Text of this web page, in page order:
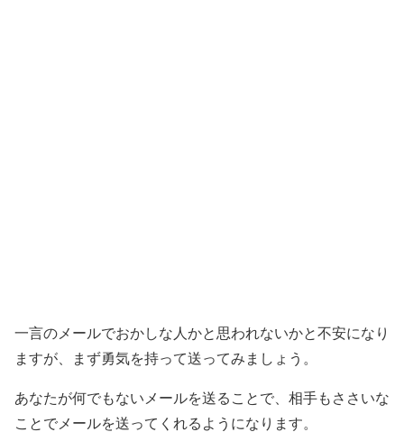
一言のメールでおかしな人かと思われないかと不安になり
ますが、まず勇気を持って送ってみましょう。
あなたが何でもないメールを送ることで、相手もささいな
ことでメールを送ってくれるようになります。